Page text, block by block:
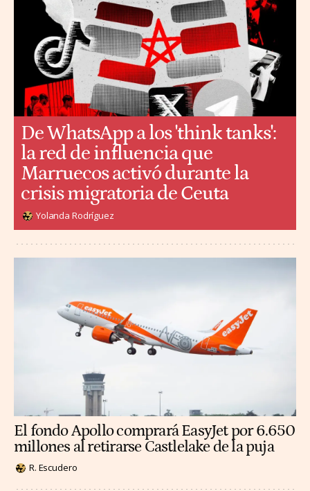
El fondo Apollo comprará EasyJet por 6.650
millones al retirarse Castlelake de la puja
R. Escudero
De WhatsApp a los 'think tanks':
la red de influencia que
Marruecos activó durante la
crisis migratoria de Ceuta
Yolanda Rodríguez